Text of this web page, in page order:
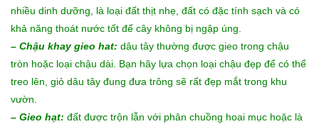
nhiều dinh dưỡng, là loại đất thịt nhẹ, đất có đặc tính sạch và có
khả năng thoát nước tốt để cây không bị ngập úng.
– Chậu khay gieo hat: dâu tây thường được gieo trong chậu
tròn hoặc loại chậu dài. Bạn hãy lựa chọn loại chậu đẹp để có thể
treo lên, giỏ dâu tây đung đưa trông sẽ rất đẹp mắt trong khu
vườn.
– Gieo hạt: đất được trộn lẫn với phân chuồng hoai mục hoặc là